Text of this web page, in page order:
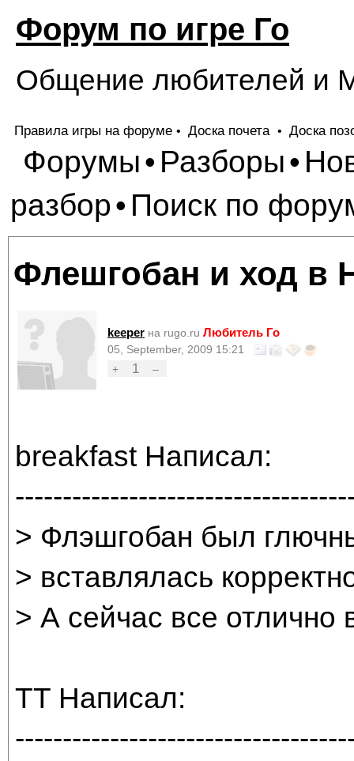
Форум по игре Го
Общение любителей и
Правила игры на форуме • Доска почета • Доска
Форумы• Разборы•
разбор• Поиск по
Флешгобан и ход в
keeper на rugo.ru Любитель Го
05, September, 2009 15:21
+
1 –
breakfast Написал:
> Флэшгобан был
> вставлялась
> А сейчас все
TT Написал: